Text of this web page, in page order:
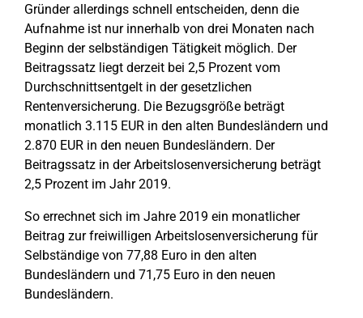
Gründer allerdings schnell entscheiden, denn die
Aufnahme ist nur innerhalb von drei Monaten nach
Beginn der selbständigen Tätigkeit möglich. Der
Beitragssatz liegt derzeit bei 2,5 Prozent vom
Durchschnittsentgelt in der gesetzlichen
Rentenversicherung. Die Bezugsgröße beträgt
monatlich 3.115 EUR in den alten Bundesländern und
2.870 EUR in den neuen Bundesländern. Der
Beitragssatz in der Arbeitslosenversicherung beträgt
2,5 Prozent im Jahr 2019.
So errechnet sich im Jahre 2019 ein monatlicher
Beitrag zur freiwilligen Arbeitslosenversicherung für
Selbständige von 77,88 Euro in den alten
Bundesländern und 71,75 Euro in den neuen
Bundesländern.